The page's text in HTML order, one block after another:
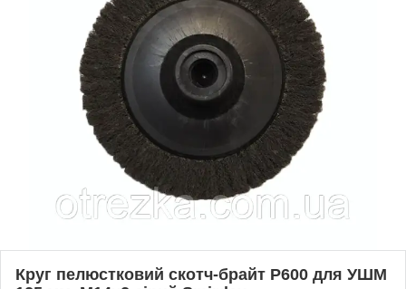
Круг пелюстковий скотч-брайт P600 для УШМ